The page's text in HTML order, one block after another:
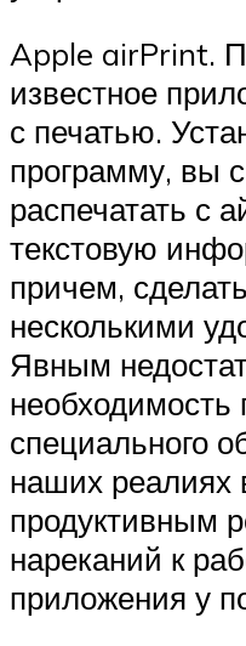
Apple airPrint.
известное
с печатью.
программу, вы
распечатать с
текстовую
причем,
несколькими
Явным
необходимость
специального
наших реалиях
продуктивным
нареканий к
приложения у